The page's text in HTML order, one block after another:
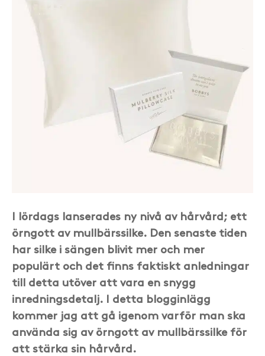
I lördags lanserades ny nivå av hårvård; ett
örngott av mullbärssilke. Den senaste tiden
har silke i sängen blivit mer och mer
populärt och det finns faktiskt anledningar
till detta utöver att vara en snygg
inredningsdetalj. I detta blogginlägg
kommer jag att gå igenom varför man ska
använda sig av örngott av mullbärssilke för
att stärka sin hårvård.